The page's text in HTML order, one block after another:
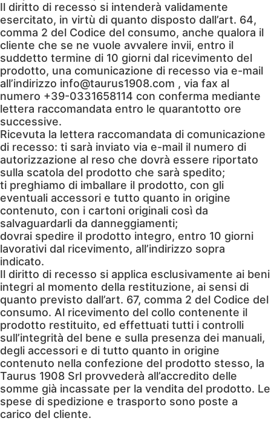
Il diritto di recesso si intenderà validamente
esercitato, in virtù di quanto disposto dall’art. 64,
comma 2 del Codice del consumo, anche qualora il
cliente che se ne vuole avvalere invii, entro il
suddetto termine di 10 giorni dal ricevimento del
prodotto, una comunicazione di recesso via e-mail
all’indirizzo info@taurus1908.com , via fax al
numero +39-0331658114 con conferma mediante
lettera raccomandata entro le quarantotto ore
successive.
Ricevuta la lettera raccomandata di comunicazione
di recesso: ti sarà inviato via e-mail il numero di
autorizzazione al reso che dovrà essere riportato
sulla scatola del prodotto che sarà spedito;
ti preghiamo di imballare il prodotto, con gli
eventuali accessori e tutto quanto in origine
contenuto, con i cartoni originali così da
salvaguardarli da danneggiamenti;
dovrai spedire il prodotto integro, entro 10 giorni
lavorativi dal ricevimento, all’indirizzo sopra
indicato.
Il diritto di recesso si applica esclusivamente ai beni
integri al momento della restituzione, ai sensi di
quanto previsto dall’art. 67, comma 2 del Codice del
consumo. Al ricevimento del collo contenente il
prodotto restituito, ed effettuati tutti i controlli
sull’integrità del bene e sulla presenza dei manuali,
degli accessori e di tutto quanto in origine
contenuto nella confezione del prodotto stesso, la
Taurus 1908 Srl provvederà all’accredito delle
somme già incassate per la vendita del prodotto. Le
spese di spedizione e trasporto sono poste a
carico del cliente.